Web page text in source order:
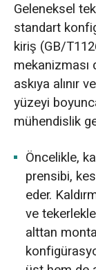
Geleneksel
standart
kiriş (GB/
mekanizması
askıya alınır
yüzeyi
mühendislik
Öncelikle,
prensibi,
eder.
ve
alttan